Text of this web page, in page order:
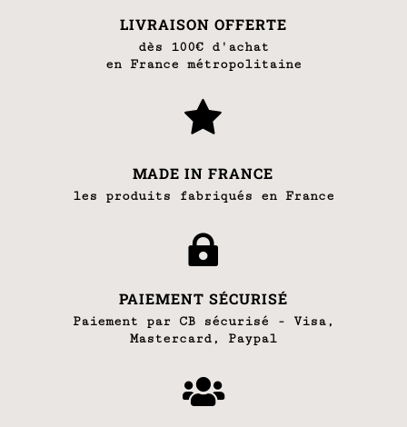
LIVRAISON OFFERTE
dès 100€ d'achat
en France métropolitaine

MADE IN FRANCE
les produits fabriqués en France

PAIEMENT SÉCURISÉ
Paiement par CB sécurisé - Visa,
Mastercard, Paypal
